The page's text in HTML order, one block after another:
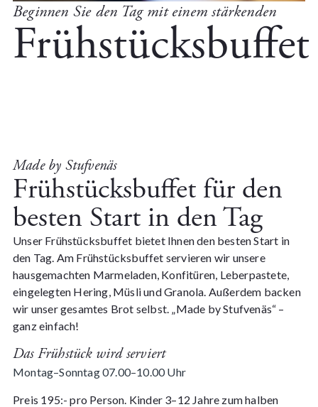
Beginnen Sie den Tag mit einem stärkenden
Frühstücksbuffet
Made by Stufvenäs
Frühstücksbuffet für den
besten Start in den Tag
Unser Frühstücksbuffet bietet Ihnen den besten Start in
den Tag. Am Frühstücksbuffet servieren wir unsere
hausgemachten Marmeladen, Konfitüren, Leberpastete,
eingelegten Hering, Müsli und Granola. Außerdem backen
wir unser gesamtes Brot selbst. „Made by Stufvenäs“ –
ganz einfach!
Das Frühstück wird serviert
Montag–Sonntag 07.00–10.00 Uhr
Preis 195:- pro Person. Kinder 3–12 Jahre zum halben